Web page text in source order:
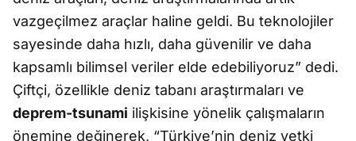
vazgeçilmez araçlar haline geldi. Bu teknolojiler
sayesinde daha hızlı, daha güvenilir ve daha
kapsamlı bilimsel veriler elde edebiliyoruz” dedi.
Çiftçi, özellikle deniz tabanı araştırmaları ve
deprem-tsunami ilişkisine yönelik çalışmaların
önemine değinerek, “Türkiye’nin deniz yetki